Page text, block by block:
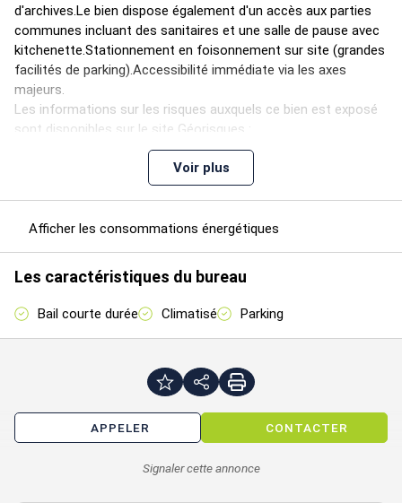
d'archives.Le bien dispose également d'un accès aux parties
communes incluant des sanitaires et une salle de pause avec
kitchenette.Stationnement en foisonnement sur site (grandes
facilités de parking).Accessibilité immédiate via les axes
majeurs.
Les informations sur les risques auxquels ce bien est exposé
sont disponibles sur le site Géorisques :
www.georisques.gouv.fr
Revêtements de sols : Carrelage
Chauffage : Climatisation réversible
Informatique : Câblage et prises RJ45 / Baie de brassage
Locaux sociaux : En parties communes
Sanitaires : En parties communes
Stationnements : En foisonnement
Voiture : Accès direct via la N176 (axe Saint-Malo/Rennes)
(liaisons directes Rennes et Saint-Malo)
Bus : Réseau BreizhGo, arrêt "Mairie" à moins de 5 minutes de
Voir plus
Afficher les consommations énergétiques
Les caractéristiques du bureau
Bail courte durée Climatisé Parking
APPELER CONTACTER
Signaler cette annonce